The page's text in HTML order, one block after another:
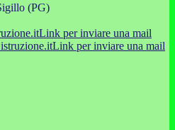
(PG)
Link per inviare una mail
Link per inviare una mail